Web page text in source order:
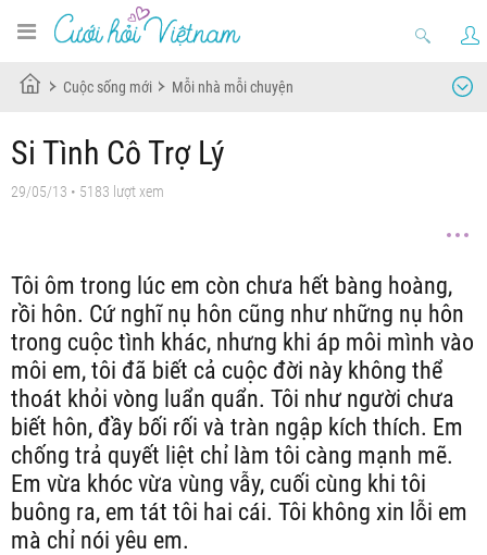
Cuộc sống mới Mỗi nhà mỗi chuyện
Si Tình Cô Trợ Lý
29/05/13 • 5183 lượt xem
Tôi ôm trong lúc em còn chưa hết bàng hoàng,
rồi hôn. Cứ nghĩ nụ hôn cũng như những nụ hôn
trong cuộc tình khác, nhưng khi áp môi mình vào
môi em, tôi đã biết cả cuộc đời này không thể
thoát khỏi vòng luẩn quẩn. Tôi như người chưa
biết hôn, đầy bối rối và tràn ngập kích thích. Em
chống trả quyết liệt chỉ làm tôi càng mạnh mẽ.
Em vừa khóc vừa vùng vẫy, cuối cùng khi tôi
buông ra, em tát tôi hai cái. Tôi không xin lỗi em
mà chỉ nói yêu em.